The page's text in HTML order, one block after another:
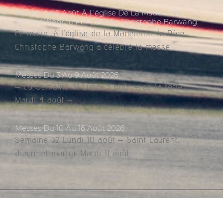
Dimanche 2 Août À L’église De La Madeleine,
Messe Célébrée Par Le Père Christophe Barwang
Ce matin, à l’église de la Madeleine, le Père
Christophe Barwang a célébré la messe.
Messes Du 3 Au 9 Août 2026
– Co Semaine 31 Lundi 3 août – de la férie
Mardi 4 août –
Messes Du 10 Au 16 Août 2026
Semaine 32 Lundi 10 août – Saint Laurent,
diacre et martyr Mardi 11 août –